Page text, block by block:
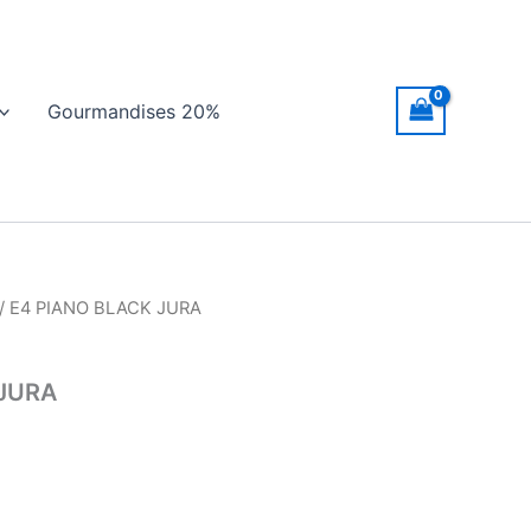
Gourmandises 20%
E4 PIANO BLACK JURA